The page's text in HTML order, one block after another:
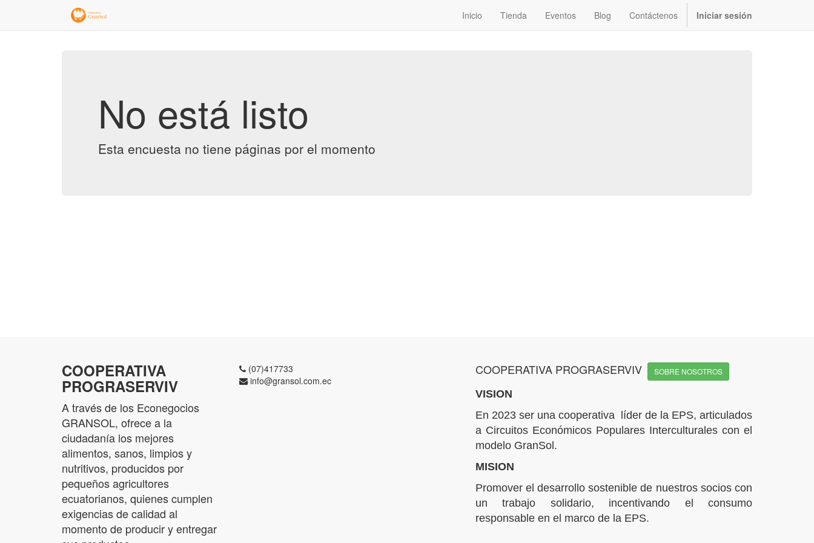
Inicio Tienda Eventos Blog Contáctenos Iniciar sesión
No está listo
Esta encuesta no tiene páginas por el momento
COOPERATIVA
PROGRASERVIV
A través de los Econegocios
GRANSOL, ofrece a la
ciudadanía los mejores
alimentos, sanos, limpios y
nutritivos, producidos por
pequeños agricultores
ecuatorianos, quienes cumplen
exigencias de calidad al
momento de producir y entregar
(07)417733
info@gransol.com.ec
COOPERATIVA PROGRASERVIV SOBRE NOSOTROS
VISION
En 2023 ser una cooperativa líder de la EPS, articulados
a Circuitos Económicos Populares Interculturales con el
modelo GranSol.
MISION
Promover el desarrollo sostenible de nuestros socios con
un trabajo solidario, incentivando el consumo
responsable en el marco de la EPS.